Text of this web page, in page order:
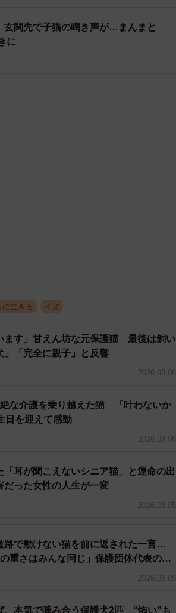
のを見かけていました。近所の人が、
寝ているのか、深夜には見かけなかっ
玄関先で子猫の鳴き声が…まんまと
に
に生きる イヌ
ます」甘えん坊な元保護猫 最後は飼い
」「完全に親子」と反響
2026.08.06
な介護を乗り越えた猫 「叶わないか
日を迎えて感動
2026.08.06
耳が聞こえないシニア猫」と運命の出
った女性の人生が一変
2026.08.05
路で動けない猫を前に返された一言…
重さはみんな同じ」保護団体代表の訴
2026.08.05
、本気で噛み合う保護犬2匹 “怖い”も